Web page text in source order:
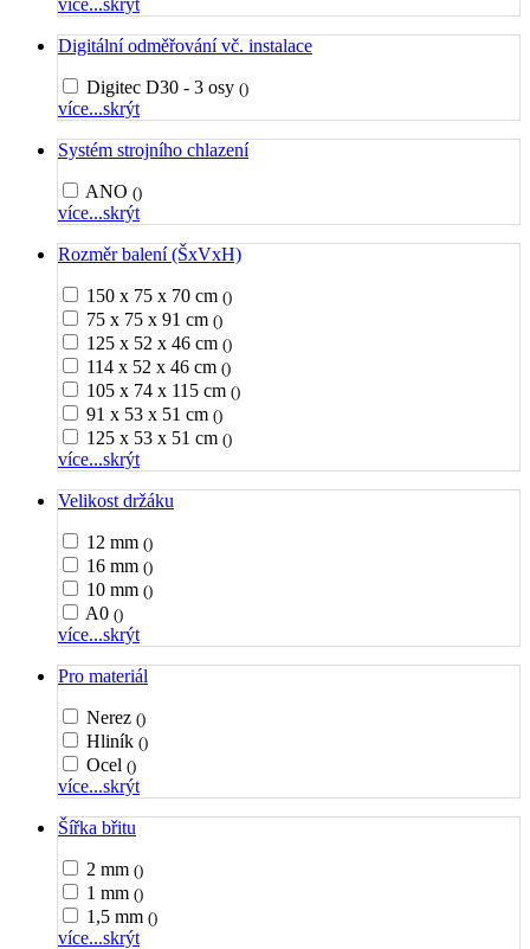
více...skrýt
Digitální odměřování vč. instalace
Digitec D30 - 3 osy ()
více...skrýt
Systém strojního chlazení
ANO ()
více...skrýt
Rozměr balení (ŠxVxH)
150 x 75 x 70 cm ()
75 x 75 x 91 cm ()
125 x 52 x 46 cm ()
114 x 52 x 46 cm ()
105 x 74 x 115 cm ()
91 x 53 x 51 cm ()
125 x 53 x 51 cm ()
více...skrýt
Velikost držáku
12 mm ()
16 mm ()
10 mm ()
A0 ()
více...skrýt
Pro materiál
Nerez ()
Hliník ()
Ocel ()
více...skrýt
Šířka břitu
2 mm ()
1 mm ()
1,5 mm ()
více...skrýt